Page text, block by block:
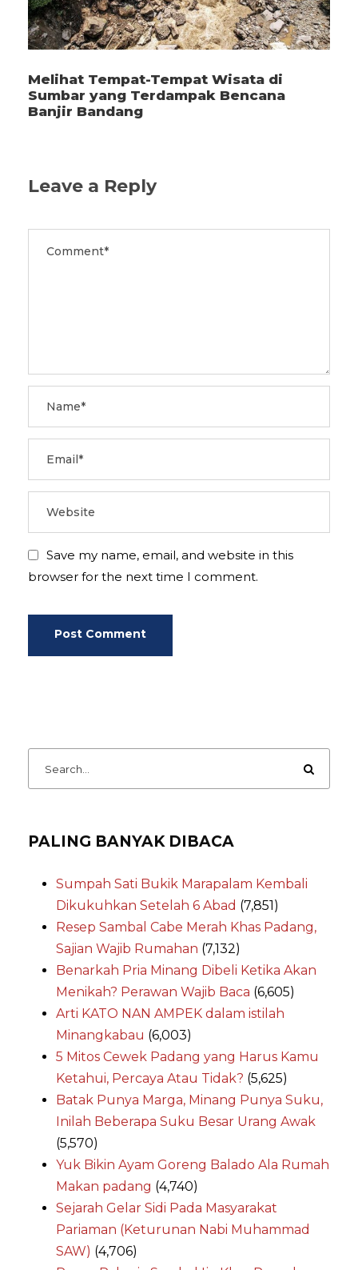
Melihat Tempat-Tempat Wisata di
Sumbar yang Terdampak Bencana
Banjir Bandang
Leave a Reply
Save my name, email, and website in this
browser for the next time I comment.
PALING BANYAK DIBACA
Sumpah Sati Bukik Marapalam Kembali
Dikukuhkan Setelah 6 Abad (7,851)
Resep Sambal Cabe Merah Khas Padang,
Sajian Wajib Rumahan (7,132)
Benarkah Pria Minang Dibeli Ketika Akan
Menikah? Perawan Wajib Baca (6,605)
Arti KATO NAN AMPEK dalam istilah
Minangkabau (6,003)
5 Mitos Cewek Padang yang Harus Kamu
Ketahui, Percaya Atau Tidak? (5,625)
Batak Punya Marga, Minang Punya Suku,
Inilah Beberapa Suku Besar Urang Awak
(5,570)
Yuk Bikin Ayam Goreng Balado Ala Rumah
Makan padang (4,740)
Sejarah Gelar Sidi Pada Masyarakat
Pariaman (Keturunan Nabi Muhammad
SAW) (4,706)